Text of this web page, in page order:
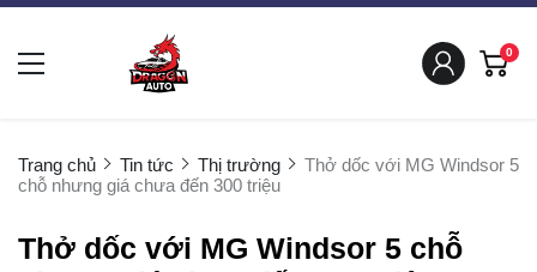
0
Trang chủ Tin tức Thị trường
Thở dốc với MG Windsor 5
chỗ nhưng giá chưa đến 300 triệu
Thở dốc với MG Windsor 5 chỗ